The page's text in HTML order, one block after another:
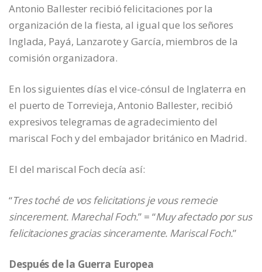
Antonio Ballester recibió felicitaciones por la
organización de la fiesta, al igual que los señores
Inglada, Payá, Lanzarote y García, miembros de la
comisión organizadora.
En los siguientes días el vice-cónsul de Inglaterra en
el puerto de Torrevieja, Antonio Ballester, recibió
expresivos telegramas de agradecimiento del
mariscal Foch y del embajador británico en Madrid.
El del mariscal Foch decía así:
“Tres toché de vos felicitations je vous remecie
sincerement. Marechal Foch.” = “Muy afectado por sus
felicitaciones gracias sinceramente. Mariscal Foch.”
Después de la Guerra Europea